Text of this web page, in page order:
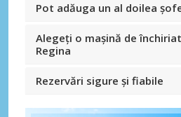
Pot adăuga un al doilea
Alegeți o mașină de
Regina
Rezervări sigure și fiabile